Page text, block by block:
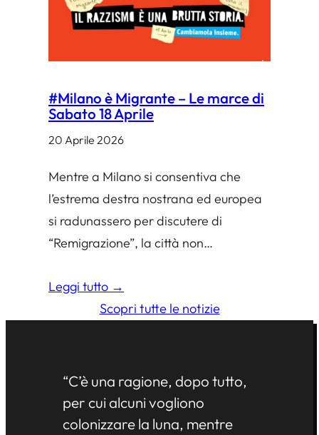
#Milano è Migrante – Le marce di
Sabato 18 Aprile
20 Aprile 2026
Mentre a Milano si consentiva che
l’estrema destra nostrana ed europea
si radunassero per discutere di
“Remigrazione”, la città non…
Leggi tutto →
Scopri tutte le notizie
“C’è una ragione, dopo tutto,
per cui alcuni vogliono
colonizzare la luna, mentre